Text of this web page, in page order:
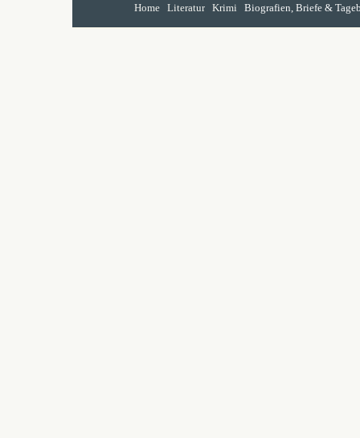
Home Literatur Krimi Biografien, Briefe &